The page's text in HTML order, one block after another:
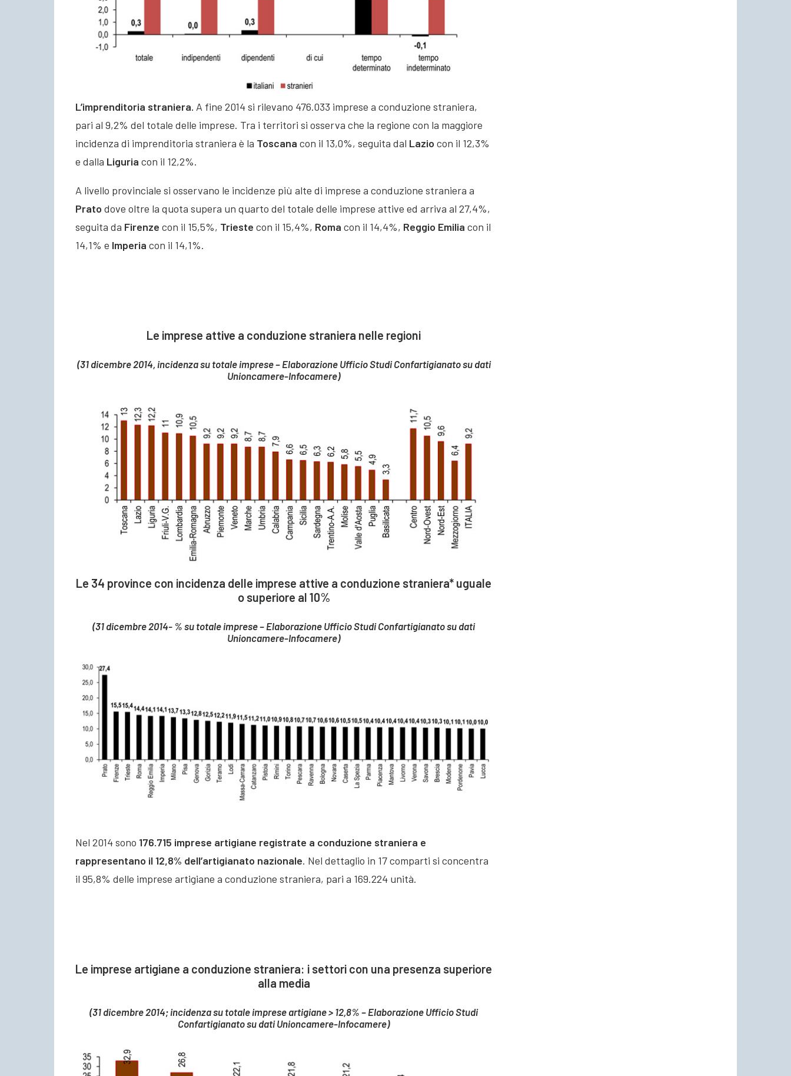
L’imprenditoria straniera. A fine 2014 si rilevano 476.033 imprese a conduzione straniera,
pari al 9,2% del totale delle imprese. Tra i territori si osserva che la regione con la maggiore
incidenza di imprenditoria straniera è la Toscana con il 13,0%, seguita dal Lazio con il 12,3%
e dalla Liguria con il 12,2%.
A livello provinciale si osservano le incidenze più alte di imprese a conduzione straniera a
Prato dove oltre la quota supera un quarto del totale delle imprese attive ed arriva al 27,4%,
seguita da Firenze con il 15,5%, Trieste con il 15,4%, Roma con il 14,4%, Reggio Emilia con il
14,1% e Imperia con il 14,1%.
Le imprese attive a conduzione straniera nelle regioni
(31 dicembre 2014, incidenza su totale imprese – Elaborazione Ufficio Studi Confartigianato su dati
Unioncamere-Infocamere)
Le 34 province con incidenza delle imprese attive a conduzione straniera* uguale
o superiore al 10%
(31 dicembre 2014- % su totale imprese – Elaborazione Ufficio Studi Confartigianato su dati
Unioncamere-Infocamere)
Nel 2014 sono 176.715 imprese artigiane registrate a conduzione straniera e
rappresentano il 12,8% dell’artigianato nazionale. Nel dettaglio in 17 comparti si concentra
il 95,8% delle imprese artigiane a conduzione straniera, pari a 169.224 unità.
Le imprese artigiane a conduzione straniera: i settori con una presenza superiore
alla media
(31 dicembre 2014; incidenza su totale imprese artigiane > 12,8% – Elaborazione Ufficio Studi
Confartigianato su dati Unioncamere-Infocamere)